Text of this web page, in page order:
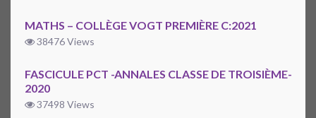
MATHS – COLLÈGE VOGT PREMIÈRE C:2021
38476 Views
FASCICULE PCT -ANNALES CLASSE DE TROISIÈME-
2020
37498 Views